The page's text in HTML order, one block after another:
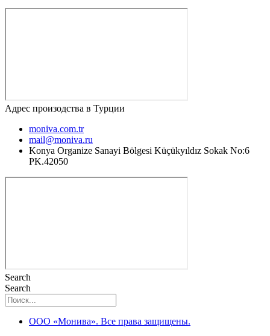
Адрес произодства в Турции
moniva.com.tr
mail@moniva.ru
Konya Organize Sanayi Bölgesi Küçükyıldız Sokak No:6
PK.42050
Search
Search
ООО «Монива». Все права защищены.